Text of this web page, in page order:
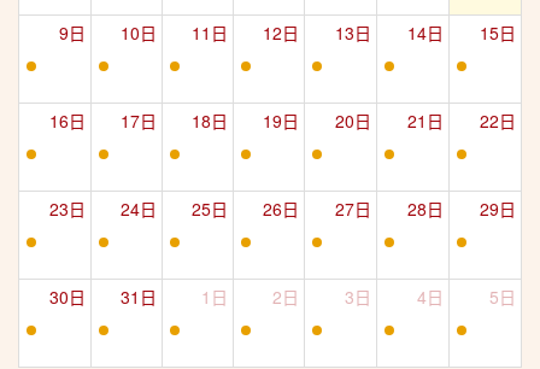
9日 10日 11日 12日 13日 14日 15日
16日 17日 18日 19日 20日 21日 22日
23日 24日 25日 26日 27日 28日 29日
30日 31日 1日 2日 3日 4日 5日